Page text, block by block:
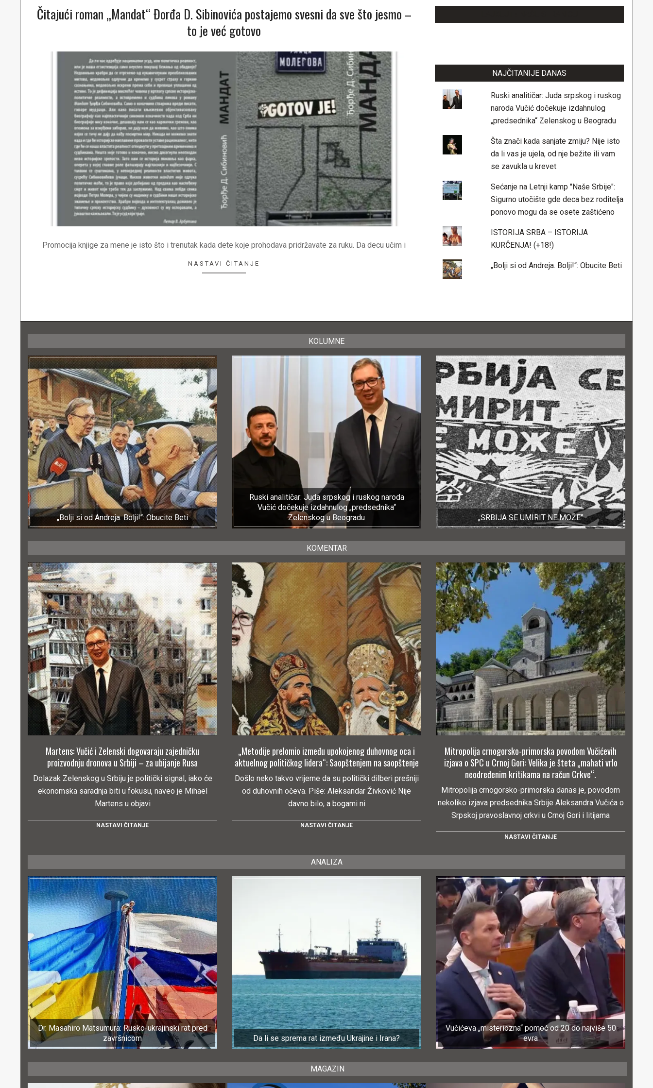
Čitajući roman „Mandat“ Đorđa D. Sibinovića postajemo svesni da sve što jesmo –
to je već gotovo
Promocija knjige za mene je isto što i trenutak kada dete koje prohodava pridržavate za ruku. Da decu učim i
NASTAVI ČITANJE
NAJČITANIJE DANAS
Ruski analitičar: Juda srpskog i ruskog
naroda Vučić dočekuje izdahnulog
„predsednika“ Zelenskog u Beogradu
Šta znači kada sanjate zmiju? Nije isto
da li vas je ujela, od nje bežite ili vam
se zavukla u krevet
Sećanje na Letnji kamp "Naše Srbije":
Sigurno utočište gde deca bez roditelja
ponovo mogu da se osete zaštićeno
ISTORIJA SRBA – ISTORIJA
KURČENJA! (+18!)
„Bolji si od Andreja. Bolji!“: Obucite Beti
KOLUMNE
„Bolji si od Andreja. Bolji!“: Obucite Beti
Ruski analitičar: Juda srpskog i ruskog naroda
Vučić dočekuje izdahnulog „predsednika“
Zelenskog u Beogradu
„SRBIJA SE UMIRIT NE MOŽE“
KOMENTAR
Martens: Vučić i Zelenski dogovaraju zajedničku
proizvodnju dronova u Srbiji – za ubijanje Rusa
Dolazak Zelenskog u Srbiju je politički signal, iako će
ekonomska saradnja biti u fokusu, naveo je Mihael
Martens u objavi
NASTAVI ČITANJE
„Metodije prelomio između upokojenog duhovnog oca i
aktuelnog političkog lidera“: Saopštenjem na saopštenje
Došlo neko takvo vrijeme da su politički dilberi prešniji
od duhovnih očeva. Piše: Aleksandar Živković Nije
davno bilo, a bogami ni
NASTAVI ČITANJE
Mitropolija crnogorsko-primorska povodom Vučićevih
izjava o SPC u Crnoj Gori: Velika je šteta „mahati vrlo
neodređenim kritikama na račun Crkve“.
Mitropolija crnogorsko-primorska danas je, povodom
nekoliko izjava predsednika Srbije Aleksandra Vučića o
Srpskoj pravoslavnoj crkvi u Crnoj Gori i litijama
NASTAVI ČITANJE
ANALIZA
Dr. Masahiro Matsumura: Rusko-ukrajinski rat pred
završnicom
Da li se sprema rat između Ukrajine i Irana?
Vučićeva „misteriozna“ pomoć od 20 do najviše 50
evra
MAGAZIN